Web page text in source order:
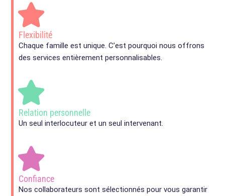
Flexibilité
Chaque famille est unique. C’est pourquoi nous offrons
des services entièrement personnalisables.
Relation personnelle
Un seul interlocuteur et un seul intervenant.
Confiance
Nos collaborateurs sont sélectionnés pour vous garantir